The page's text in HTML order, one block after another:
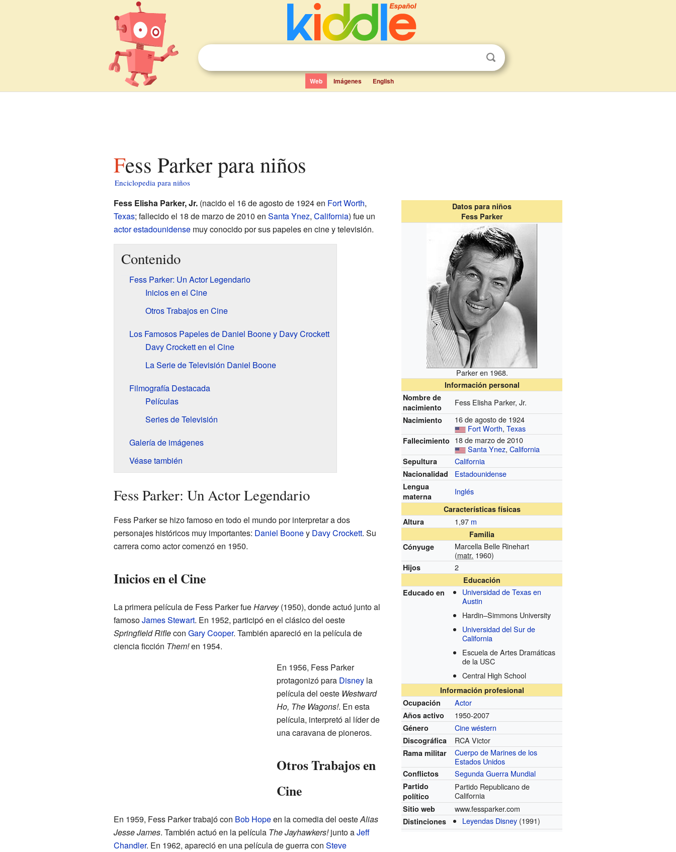
Web Imágenes English
Fess Parker para niños
Enciclopedia para niños
Datos para niños
Fess Parker
Parker en 1968.
Información personal
Nombre de
nacimiento
Fess Elisha Parker, Jr.
Nacimiento
16 de agosto de 1924
Fort Worth,Texas
Fallecimiento 18 de marzo de 2010
Santa Ynez,California
Sepultura California
Nacionalidad Estadounidense
Lengua
materna
Inglés
Características físicas
Altura
1,97 m
Familia
Cónyuge
Marcella Belle Rinehart
(matr. 1960)
Hijos 2
Educación
Educado en
Universidad de Texas en
Austin
Hardin–Simmons University
Universidad del Sur de
California
Escuela de Artes Dramáticas
de la USC
Central High School
Información profesional
Ocupación
Actor
Años activo 1950-2007
Género Cine wéstern
Discográfica RCA Victor
Rama militar
Cuerpo de Marines de los
Estados Unidos
Conflictos Segunda Guerra Mundial
Partido
político
Partido Republicano de
California
Sitio web www.fessparker.com
Distinciones Leyendas Disney (1991)
Fess Elisha Parker, Jr.(nacido el 16 de agosto de 1924 en Fort Worth,
Texas; fallecido el 18 de marzo de 2010 en Santa Ynez, California) fue un
actorestadounidensemuy conocido por sus papeles en cine y televisión.
Contenido
Fess Parker: Un Actor Legendario
Inicios en el Cine
Otros Trabajos en Cine
Los Famosos Papeles de Daniel Boone y Davy Crockett
Davy Crockett en el Cine
La Serie de Televisión Daniel Boone
Filmografía Destacada
Películas
Series de Televisión
Galería de imágenes
Véase también
Fess Parker: Un Actor Legendario
Fess Parker se hizo famoso en todo el mundo por interpretar a dos
personajes históricos muy importantes: Daniel Booney Davy Crockett. Su
carrera como actor comenzó en 1950.
Inicios en el Cine
La primera película de Fess Parker fueHarvey(1950), donde actuó junto al
famosoJames Stewart. En 1952, participó en el clásico del oeste
Springfield Riflecon Gary Cooper. También apareció en la película de
ciencia ficción Them!en 1954.
En 1956, Fess Parker
protagonizó para Disneyla
película del oeste Westward
Ho, The Wagons!. En esta
película, interpretó al líder de
una caravana de pioneros.
Otros Trabajos en
Cine
En 1959, Fess Parker trabajó con Bob Hopeen la comedia del oesteAlias
Jesse James. También actuó en la película The Jayhawkers!junto aJeff
Chandler. En 1962, apareció en una película de guerra con Steve